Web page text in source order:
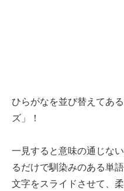
ひらがなを並び替えてあ
ズ」！
一見すると意味の通じな
るだけで馴染みのある単
文字をスライドさせて、